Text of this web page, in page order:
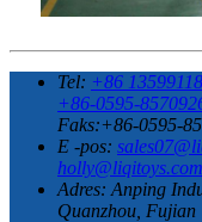
Tel: +86
+86-0595-
Faks:+86-0595-
E -pos:
holly@liqitoys.com
Adres: Anping
Quanzhou, Fujian